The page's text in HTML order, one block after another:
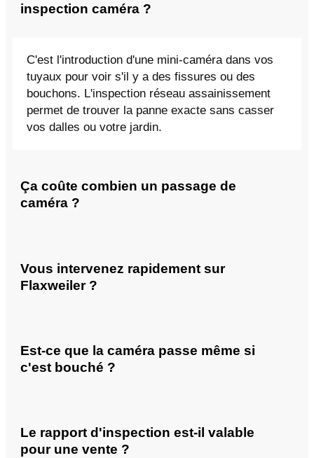
inspection caméra ?
C'est l'introduction d'une mini-caméra dans vos
tuyaux pour voir s'il y a des fissures ou des
bouchons. L'inspection réseau assainissement
permet de trouver la panne exacte sans casser
vos dalles ou votre jardin.
Ça coûte combien un passage de
caméra ?
Vous intervenez rapidement sur
Flaxweiler ?
Est-ce que la caméra passe même si
c'est bouché ?
Le rapport d'inspection est-il valable
pour une vente ?